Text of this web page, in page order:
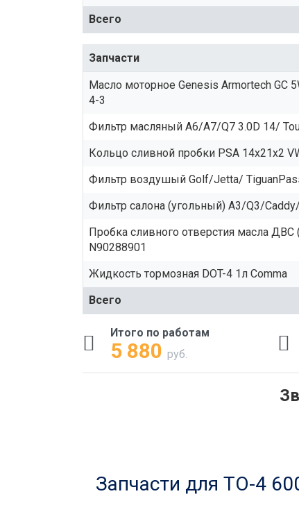
Всего
Запчасти
Масло моторное Genesis Armortech GC
4-3
Фильтр масляный A6/A7/Q7 3.0D 14/
Кольцо сливной пробки PSA 14x21x2
Фильтр воздушый Golf/Jetta/
Фильтр салона (угольный) A3/Q3/
Пробка сливного отверстия масла ДВС
N90288901
Жидкость тормозная DOT-4 1л Comma
Всего
Итого по работам
5 880 руб.
Запчасти для ТО-4